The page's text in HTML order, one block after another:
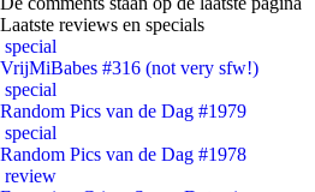
Laatste reviews en specials
special
VrijMiBabes #316 (not very sfw!)
special
Random Pics van de Dag #1979
special
Random Pics van de Dag #1978
review